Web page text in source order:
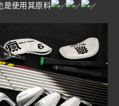
是使用其原料